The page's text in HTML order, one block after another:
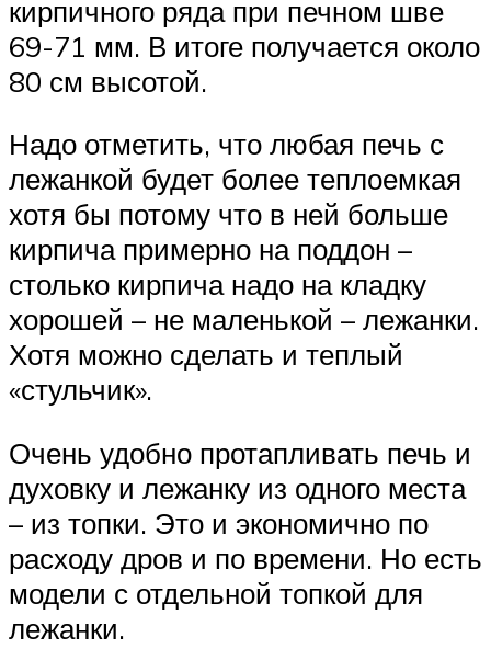
кирпичного ряда при печном шве
69-71 мм. В итоге получается около
80 см высотой.
Надо отметить, что любая печь с
лежанкой будет более теплоемкая
хотя бы потому что в ней больше
кирпича примерно на поддон –
столько кирпича надо на кладку
хорошей – не маленькой – лежанки.
Хотя можно сделать и теплый
«стульчик».
Очень удобно протапливать печь и
духовку и лежанку из одного места
– из топки. Это и экономично по
расходу дров и по времени. Но есть
модели с отдельной топкой для
лежанки.